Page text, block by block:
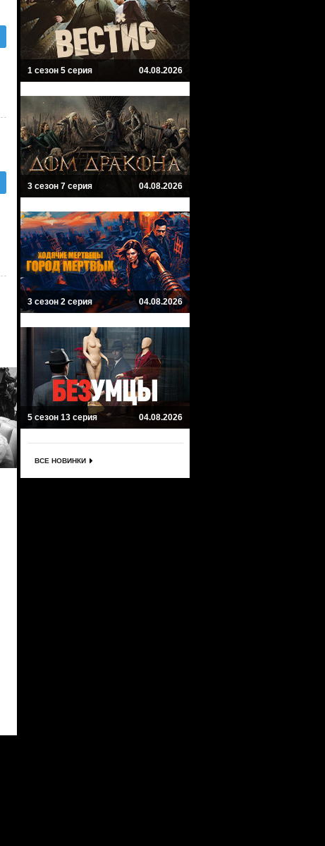
1 сезон 5 серия 04.08.2026
3 сезон 7 серия 04.08.2026
3 сезон 2 серия 04.08.2026
5 сезон 13 серия 04.08.2026
ВСЕ НОВИНКИ